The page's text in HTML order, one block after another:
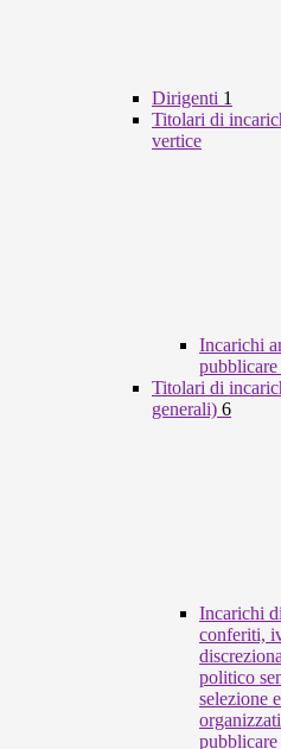
Dirigenti 1
Titolari di
vertice
Incarichi
Titolari di
generali) 6
Incarichi
conferiti,
politico
selezione